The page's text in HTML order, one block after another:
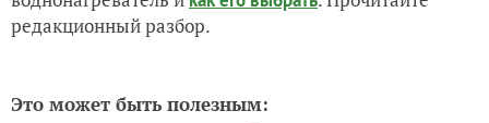
редакционный разбор.
Это может быть полезным: